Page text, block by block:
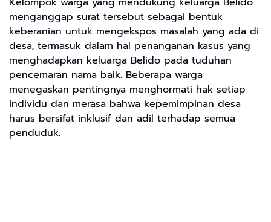
menganggap surat tersebut sebagai bentuk
keberanian untuk mengekspos masalah yang ada di
desa, termasuk dalam hal penanganan kasus yang
menghadapkan keluarga Belido pada tuduhan
pencemaran nama baik. Beberapa warga
menegaskan pentingnya menghormati hak setiap
individu dan merasa bahwa kepemimpinan desa
harus bersifat inklusif dan adil terhadap semua
penduduk.